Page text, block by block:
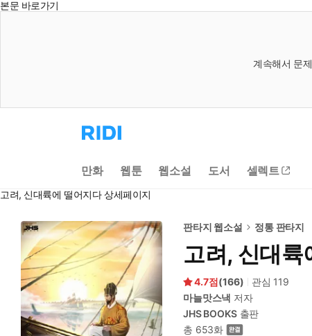
본문 바로가기
계속해서 문
리
디
으
로
동
만화 웹툰 웹소설 도서 셀렉트
고려, 신대륙에 떨어지다 상세페이지
판타지 웹소설 정통 판타지
고려, 신대륙
4.7 (166) 관심 119
마늘맛스낵 저자
JHS BOOKS출판
총 653화